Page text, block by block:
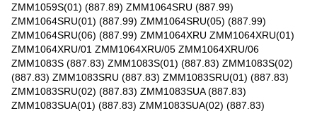
ZMM1059S(01) (887.89) ZMM1064SRU (887.99)
ZMM1064SRU(01) (887.99) ZMM1064SRU(05) (887.99)
ZMM1064SRU(06) (887.99) ZMM1064XRU ZMM1064XRU(01)
ZMM1064XRU/01 ZMM1064XRU/05 ZMM1064XRU/06
ZMM1083S (887.83) ZMM1083S(01) (887.83) ZMM1083S(02)
(887.83) ZMM1083SRU (887.83) ZMM1083SRU(01) (887.83)
ZMM1083SRU(02) (887.83) ZMM1083SUA (887.83)
ZMM1083SUA(01) (887.83) ZMM1083SUA(02) (887.83)